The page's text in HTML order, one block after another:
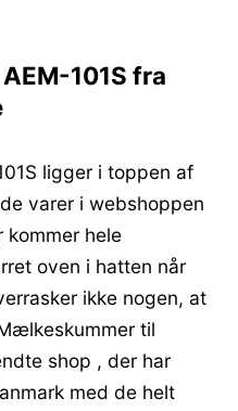
101S fra
ligger i toppen af
varer i webshoppen
kommer hele
oven i hatten når
ikke nogen, at
til
shop , der har
med de helt